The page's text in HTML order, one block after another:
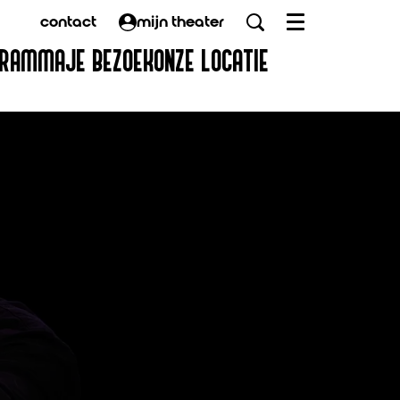
contact mijn theater
JE BEZOEK ONZE LOCATIE
Menu